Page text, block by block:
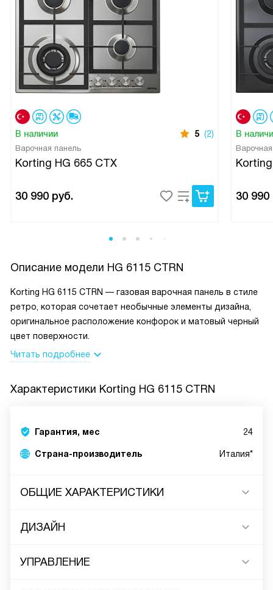
В наличии 5 (2)
Варочная панель
Korting HG 665 CTX
30 990 руб.
В
30 990
Описание модели HG 6115 CTRN
Korting HG 6115 CTRN — газовая варочная панель в стиле
ретро, которая сочетает необычные элементы дизайна,
оригинальное расположение конфорок и матовый черный
цвет поверхности.
Читать подробнее
Характеристики Korting HG 6115 CTRN
Гарантия, мес 24
Страна-производитель Италия*
ОБЩИЕ ХАРАКТЕРИСТИКИ
ДИЗАЙН
УПРАВЛЕНИЕ